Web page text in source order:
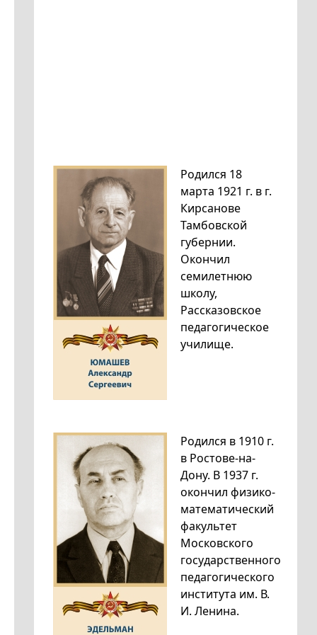
Родился 18
марта 1921 г. в г.
Кирсанове
Тамбовской
губернии.
Окончил
семилетнюю
школу,
Рассказовское
педагогическое
училище.
Родился в 1910 г.
в Ростове-на-
Дону. В 1937 г.
окончил физико-
математический
факультет
Московского
государственного
педагогического
института им. В.
И. Ленина.